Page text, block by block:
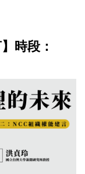
時段：